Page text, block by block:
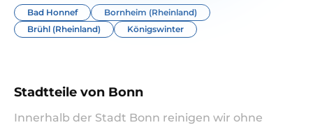
Bad Honnef
Bornheim (Rheinland)
Brühl (Rheinland)
Königswinter
Stadtteile von Bonn
Innerhalb der Stadt Bonn reinigen wir ohne